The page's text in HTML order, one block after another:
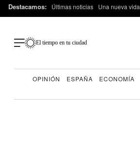
Destacamos: Últimas noticias Una nueva vida
El tiempo en tu ciudad
OPINIÓN ESPAÑA ECONOMÍA